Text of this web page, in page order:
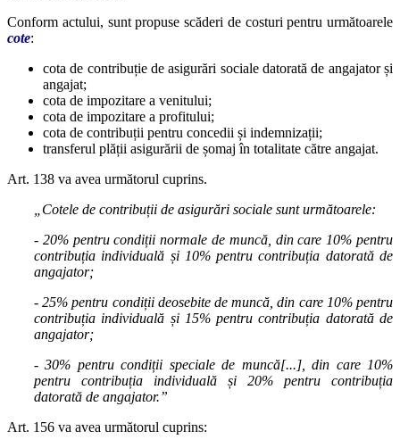
Conform actului, sunt propuse scăderi de costuri pentru următoarele
cote:
cota de contribuție de asigurări sociale datorată de angajator și
angajat;
cota de impozitare a venitului;
cota de impozitare a profitului;
cota de contribuții pentru concedii și indemnizații;
transferul plății asigurării de șomaj în totalitate către angajat.
Art. 138 va avea următorul cuprins.
„Cotele de contribuții de asigurări sociale sunt următoarele:
- 20% pentru condiții normale de muncă, din care 10% pentru
contribuția individuală și 10% pentru contribuția datorată de
angajator;
- 25% pentru condiții deosebite de muncă, din care 10% pentru
contribuția individuală și 15% pentru contribuția datorată de
angajator;
- 30% pentru condiții speciale de muncă[...], din care 10%
pentru contribuția individuală și 20% pentru contribuția
datorată de angajator.”
Art. 156 va avea următorul cuprins: